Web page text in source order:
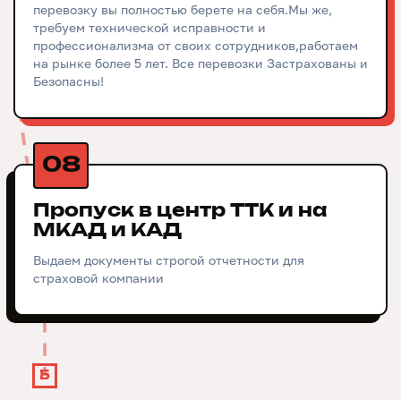
Б
перевозку вы полностью берете на себя.Мы же,
требуем технической исправности и
профессионализма от своих сотрудников,работаем
на рынке более 5 лет. Все перевозки Застрахованы и
Безопасны!
08
Пропуск в центр ТТК и на
МКАД и КАД
Выдаем документы строгой отчетности для
страховой компании